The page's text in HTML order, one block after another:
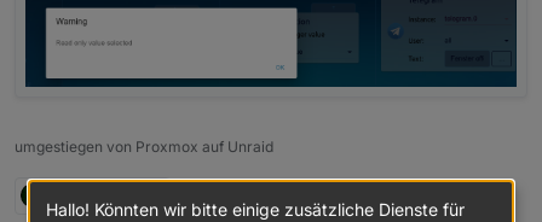
umgestiegen von Proxmox auf Unraid
Hallo! Könnten wir bitte einige zusätzliche Dienste für